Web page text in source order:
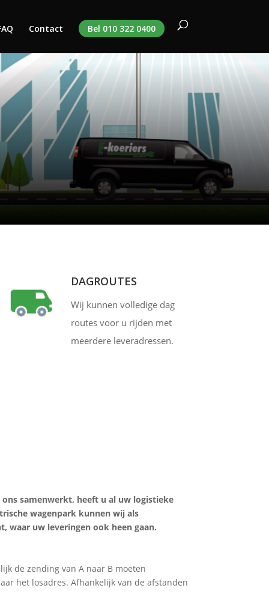
Contact Bel 010 322 0400
DAGROUTES
Wij kunnen volledige dag
routes voor u rijden met
meerdere leveradressen.
samenwerkt, heeft u al uw logistieke
wagenpark kunnen wij als
waar uw leveringen ook heen gaan.
de zending van A naar B moeten
het losadres. Afhankelijk van de afstanden